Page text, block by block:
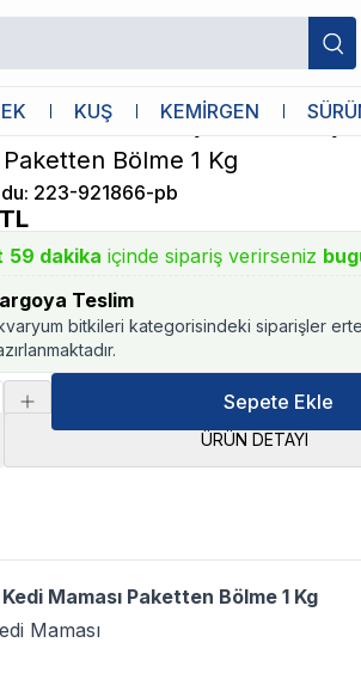
KUŞ KEMİRGEN
Kısırlaştırılmıs
Paketten Bölme 1 Kg
: 223-921866-pb
TL
59 dakika içinde sipariş verirseniz
Teslim
bitkileri kategorisindeki siparişler
Sepete Ekle
ÜRÜN DETAYI
Maması Paketten Bölme 1 Kg
Maması